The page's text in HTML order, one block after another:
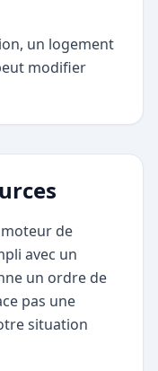
un logement
modifier
de
avec un
un ordre de
pas une
situation